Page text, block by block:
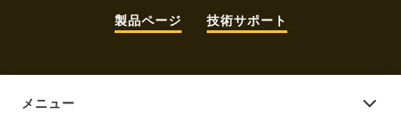
製品ページ 技術サポート
メニュー
ドキュメント